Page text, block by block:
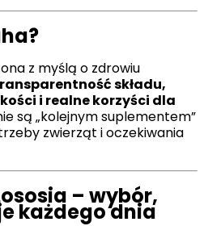
z myślą o zdrowiu
składu,
i realne korzyści dla
są „kolejnym suplementem”
zwierząt i oczekiwania
– wybór,
każdego dnia